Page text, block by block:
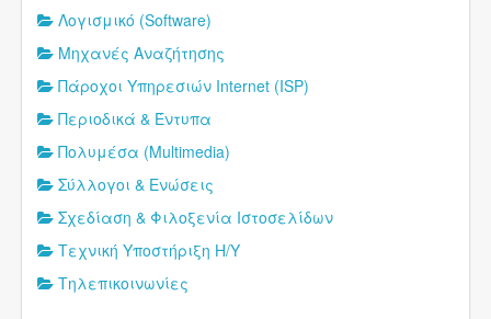
Λογισμικό (Software)
Μηχανές Αναζήτησης
Πάροχοι Υπηρεσιών Internet (ISP)
Περιοδικά & Έντυπα
Πολυμέσα (Multimedia)
Σύλλογοι & Ενώσεις
Σχεδίαση & Φιλοξενία Ιστοσελίδων
Τεχνική Υποστήριξη Η/Υ
Τηλεπικοινωνίες